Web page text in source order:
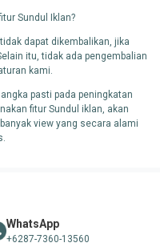
Sundul Iklan?
dapat dikembalikan, jika
itu, tidak ada pengembalian
kami.
pasti pada peningkatan
fitur Sundul iklan, akan
view yang secara alami
WhatsApp
+6287-7360-13560